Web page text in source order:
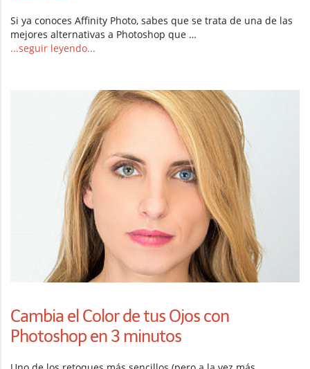
Si ya conoces Affinity Photo, sabes que se trata de una de las
mejores alternativas a Photoshop que …
...seguir leyendo...
Cambia el Color de tus Ojos con
Photoshop en 3 minutos